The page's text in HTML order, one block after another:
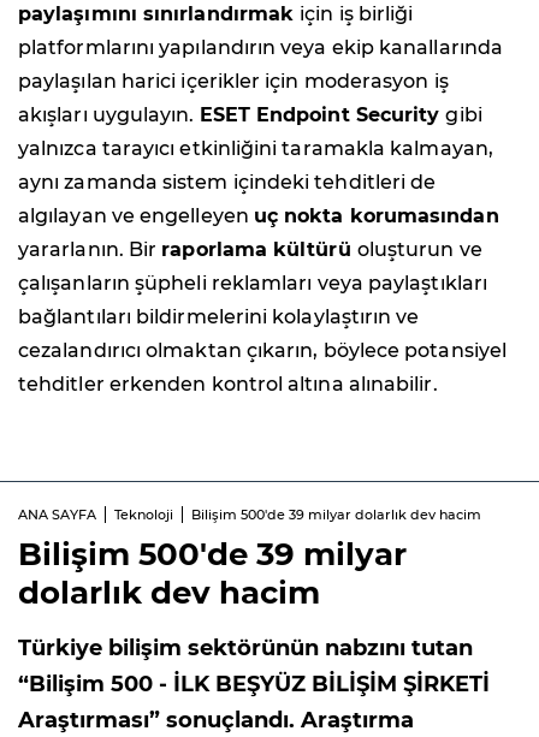
paylaşımını sınırlandırmak için iş birliği
platformlarını yapılandırın veya ekip kanallarında
paylaşılan harici içerikler için moderasyon iş
akışları uygulayın. ESET Endpoint Securitygibi
yalnızca tarayıcı etkinliğini taramakla kalmayan,
aynı zamanda sistem içindeki tehditleri de
algılayan ve engelleyen uç nokta korumasından
yararlanın. Bir raporlama kültürü oluşturun ve
çalışanların şüpheli reklamları veya paylaştıkları
bağlantıları bildirmelerini kolaylaştırın ve
cezalandırıcı olmaktan çıkarın, böylece potansiyel
tehditler erkenden kontrol altına alınabilir.
ANA SAYFA Teknoloji Bilişim 500'de 39 milyar dolarlık dev hacim
Bilişim 500'de 39 milyar
dolarlık dev hacim
Türkiye bilişim sektörünün nabzını tutan
“Bilişim 500 - İLK BEŞYÜZ BİLİŞİM ŞİRKETİ
Araştırması” sonuçlandı. Araştırma